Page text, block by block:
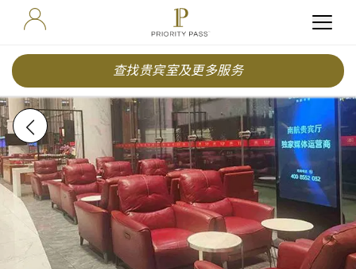
查找贵宾室及更多服务